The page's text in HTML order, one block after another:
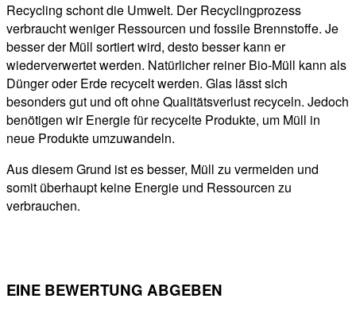
Recycling schont die Umwelt. Der Recyclingprozess
verbraucht weniger Ressourcen und fossile Brennstoffe. Je
besser der Müll sortiert wird, desto besser kann er
wiederverwertet werden. Natürlicher reiner Bio-Müll kann als
Dünger oder Erde recycelt werden. Glas lässt sich
besonders gut und oft ohne Qualitätsverlust recyceln. Jedoch
benötigen wir Energie für recycelte Produkte, um Müll in
neue Produkte umzuwandeln.
Aus diesem Grund ist es besser, Müll zu vermeiden und
somit überhaupt keine Energie und Ressourcen zu
verbrauchen.
EINE BEWERTUNG ABGEBEN